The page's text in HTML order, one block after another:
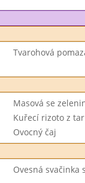
Tvarohová
Masová se
Kuřecí rizoto z
Ovocný čaj
Ovesná svačinka